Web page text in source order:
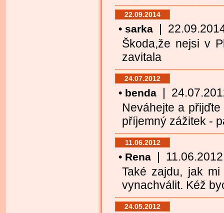
22.09.2014
• sarka |
Škoda,že nejsi v
zavitala
24.07.2012
• benda |
Neváhejte a
příjemný zážitek -
11.06.2012
• Rena |
Také zajdu, jak
vynachválit. Kéž
24.05.2012